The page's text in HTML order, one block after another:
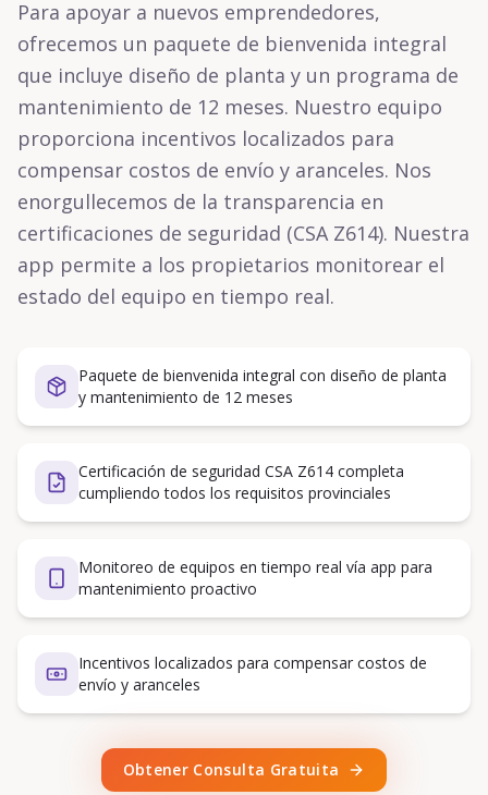
Para apoyar a nuevos emprendedores,
ofrecemos un paquete de bienvenida integral
que incluye diseño de planta y un programa de
mantenimiento de 12 meses. Nuestro equipo
proporciona incentivos localizados para
compensar costos de envío y aranceles. Nos
enorgullecemos de la transparencia en
certificaciones de seguridad (CSA Z614). Nuestra
app permite a los propietarios monitorear el
estado del equipo en tiempo real.
Paquete de bienvenida integral con diseño de planta
y mantenimiento de 12 meses
Certificación de seguridad CSA Z614 completa
cumpliendo todos los requisitos provinciales
Monitoreo de equipos en tiempo real vía app para
mantenimiento proactivo
Incentivos localizados para compensar costos de
envío y aranceles
Obtener Consulta Gratuita